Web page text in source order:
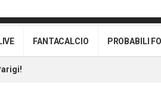
FANTACALCIO PROBABILI